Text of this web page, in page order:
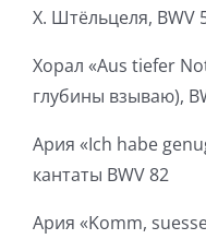
Х. Штёльцеля, BWV
Хорал «Aus tiefer
глубины взываю),
Ария «Ich habe
кантаты BWV 82
Ария «Komm,